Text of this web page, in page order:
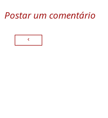
Postar um comentário
‹